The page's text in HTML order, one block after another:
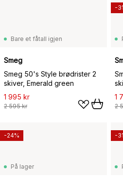
Bare et fåtall igjen
Smeg
Smeg 50's Style brødrister 2
skiver, Emerald green
1 995 kr
2 595 kr
1
2
-
På lager
-24% -